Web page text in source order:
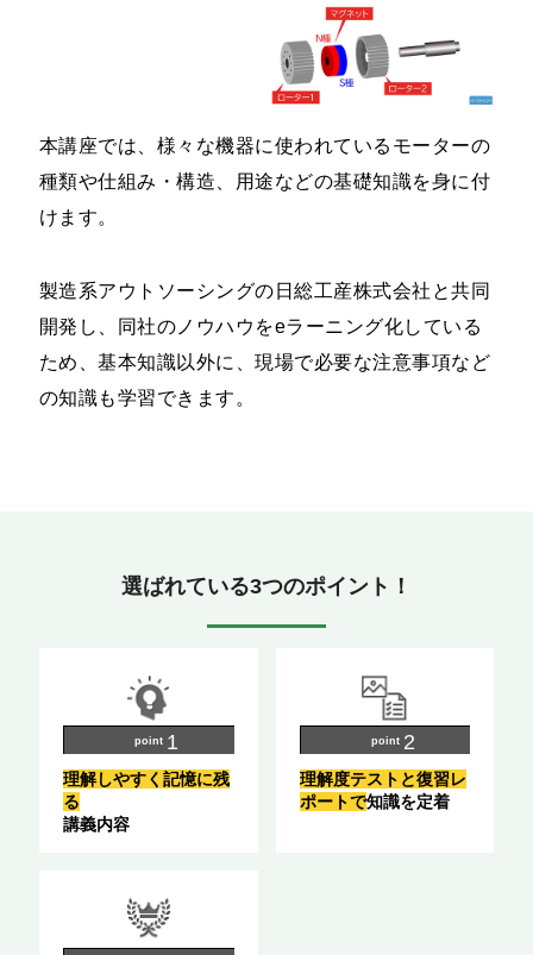
本講座では、様々な機器に使われているモーターの
種類や仕組み・構造、用途などの基礎知識を身に付
けます。
製造系アウトソーシングの日総工産株式会社と共同
開発し、同社のノウハウをeラーニング化している
ため、基本知識以外に、現場で必要な注意事項など
の知識も学習できます。
選ばれている3つのポイント！
point
理解しやすく記憶に残
る
講義内容
point
理解度テストと復習レ
ポートで知識を定着